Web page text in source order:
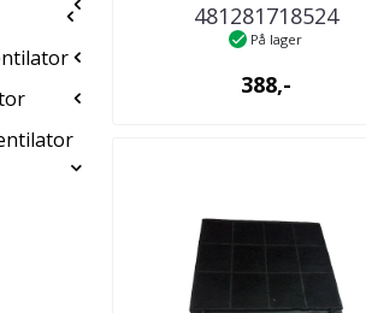
481281718524
kjøkkenventilator
På lager
388,-